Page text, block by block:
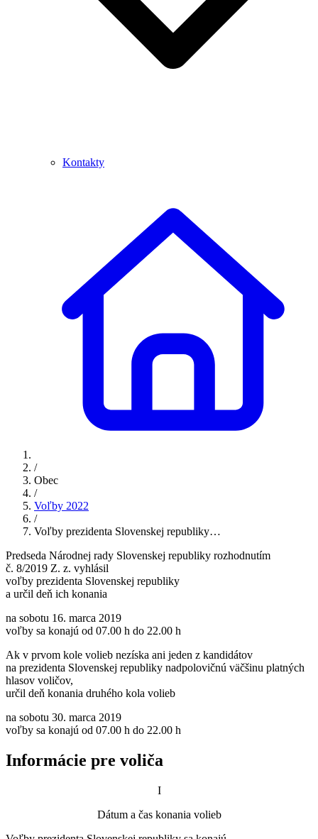
Kontakty
/
Obec
/
Voľby 2022
/
Voľby prezidenta Slovenskej republiky…
Predseda Národnej rady Slovenskej republiky rozhodnutím
č. 8/2019 Z. z. vyhlásil
voľby prezidenta Slovenskej republiky
a určil deň ich konania
na sobotu 16. marca 2019
voľby sa konajú od 07.00 h do 22.00 h
Ak v prvom kole volieb nezíska ani jeden z kandidátov
na prezidenta Slovenskej republiky nadpolovičnú väčšinu platných
hlasov voličov,
určil deň konania druhého kola volieb
na sobotu 30. marca 2019
voľby sa konajú od 07.00 h do 22.00 h
Informácie pre voliča
I
Dátum a čas konania volieb